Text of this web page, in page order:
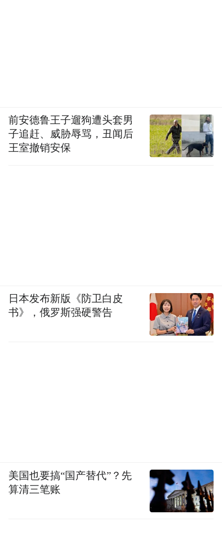
前安德鲁王子遛狗遭头套男
子追赶、威胁辱骂，丑闻后
王室撤销安保
日本发布新版《防卫白皮
书》，俄罗斯强硬警告
美国也要搞“国产替代”？先
算清三笔账